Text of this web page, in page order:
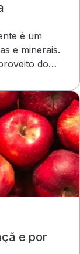
é um
e minerais.
dos
e por